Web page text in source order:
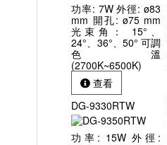
功率: 7W 外徑: ø83
mm 開孔: ø75 mm
光束角： 15°、
24°、36°、50° 可調
色溫
(2700K~6500K)
查看
DG-9330RTW
功率: 15W 外徑: